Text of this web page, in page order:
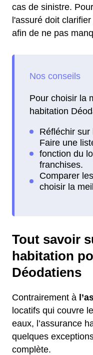
cas de sinistre.
l'assuré doit
afin de ne pas
Pour choisir la
habitation
Tout savoir
habitation
Déodatiens
Contrairement à
locatifs qui couvre
eaux, l’assurance
quelques
complète.